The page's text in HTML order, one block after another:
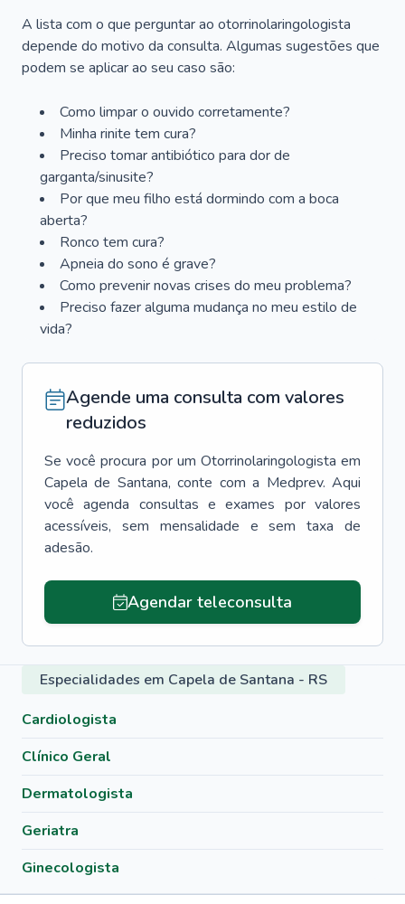
A lista com o que perguntar ao otorrinolaringologista
depende do motivo da consulta. Algumas sugestões que
podem se aplicar ao seu caso são:
Como limpar o ouvido corretamente?
Minha rinite tem cura?
Preciso tomar antibiótico para dor de
garganta/sinusite?
Por que meu filho está dormindo com a boca
aberta?
Ronco tem cura?
Apneia do sono é grave?
Como prevenir novas crises do meu problema?
Preciso fazer alguma mudança no meu estilo de
vida?
Agende uma consulta com valores
reduzidos
Se você procura por um Otorrinolaringologista em
Capela de Santana, conte com a Medprev. Aqui
você agenda consultas e exames por valores
acessíveis, sem mensalidade e sem taxa de
adesão.
Agendar teleconsulta
Especialidades em Capela de Santana - RS
Cardiologista
Clínico Geral
Dermatologista
Geriatra
Ginecologista